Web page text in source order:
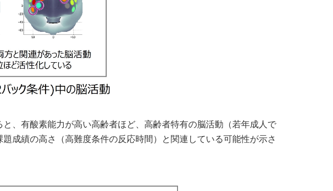
、有酸素能力が高い高齢者ほど、高齢者特有の脳活動（若年成人で
成績の高さ（高難度条件の反応時間）と関連している可能性が示さ